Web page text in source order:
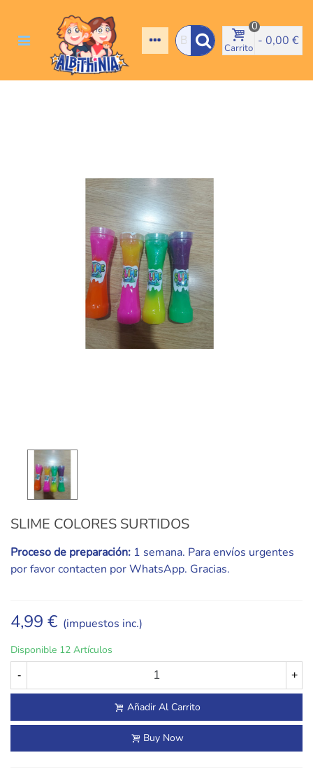
Carrito
0
- 0,00 €
SLIME COLORES SURTIDOS
Proceso de preparación: 1 semana. Para envíos urgentes
por favor contacten por WhatsApp. Gracias.
4,99 € (impuestos inc.)
Disponible 12 Artículos
- +
Añadir Al Carrito
Buy Now